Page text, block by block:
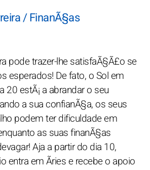
/ FinanÃ§as
pode trazer-lhe satisfaÃ§Ã£o se
esperados! De fato, o Sol em
20 estÃ¡ a abrandar o seu
a sua confianÃ§a, os seus
podem ter dificuldade em
as suas finanÃ§as
Aja a partir do dia 10,
entra em Ãries e recebe o apoio